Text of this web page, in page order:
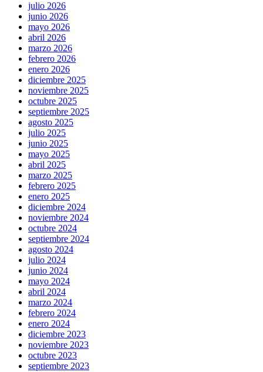
julio 2026
junio 2026
mayo 2026
abril 2026
marzo 2026
febrero 2026
enero 2026
diciembre 2025
noviembre 2025
octubre 2025
septiembre 2025
agosto 2025
julio 2025
junio 2025
mayo 2025
abril 2025
marzo 2025
febrero 2025
enero 2025
diciembre 2024
noviembre 2024
octubre 2024
septiembre 2024
agosto 2024
julio 2024
junio 2024
mayo 2024
abril 2024
marzo 2024
febrero 2024
enero 2024
diciembre 2023
noviembre 2023
octubre 2023
septiembre 2023